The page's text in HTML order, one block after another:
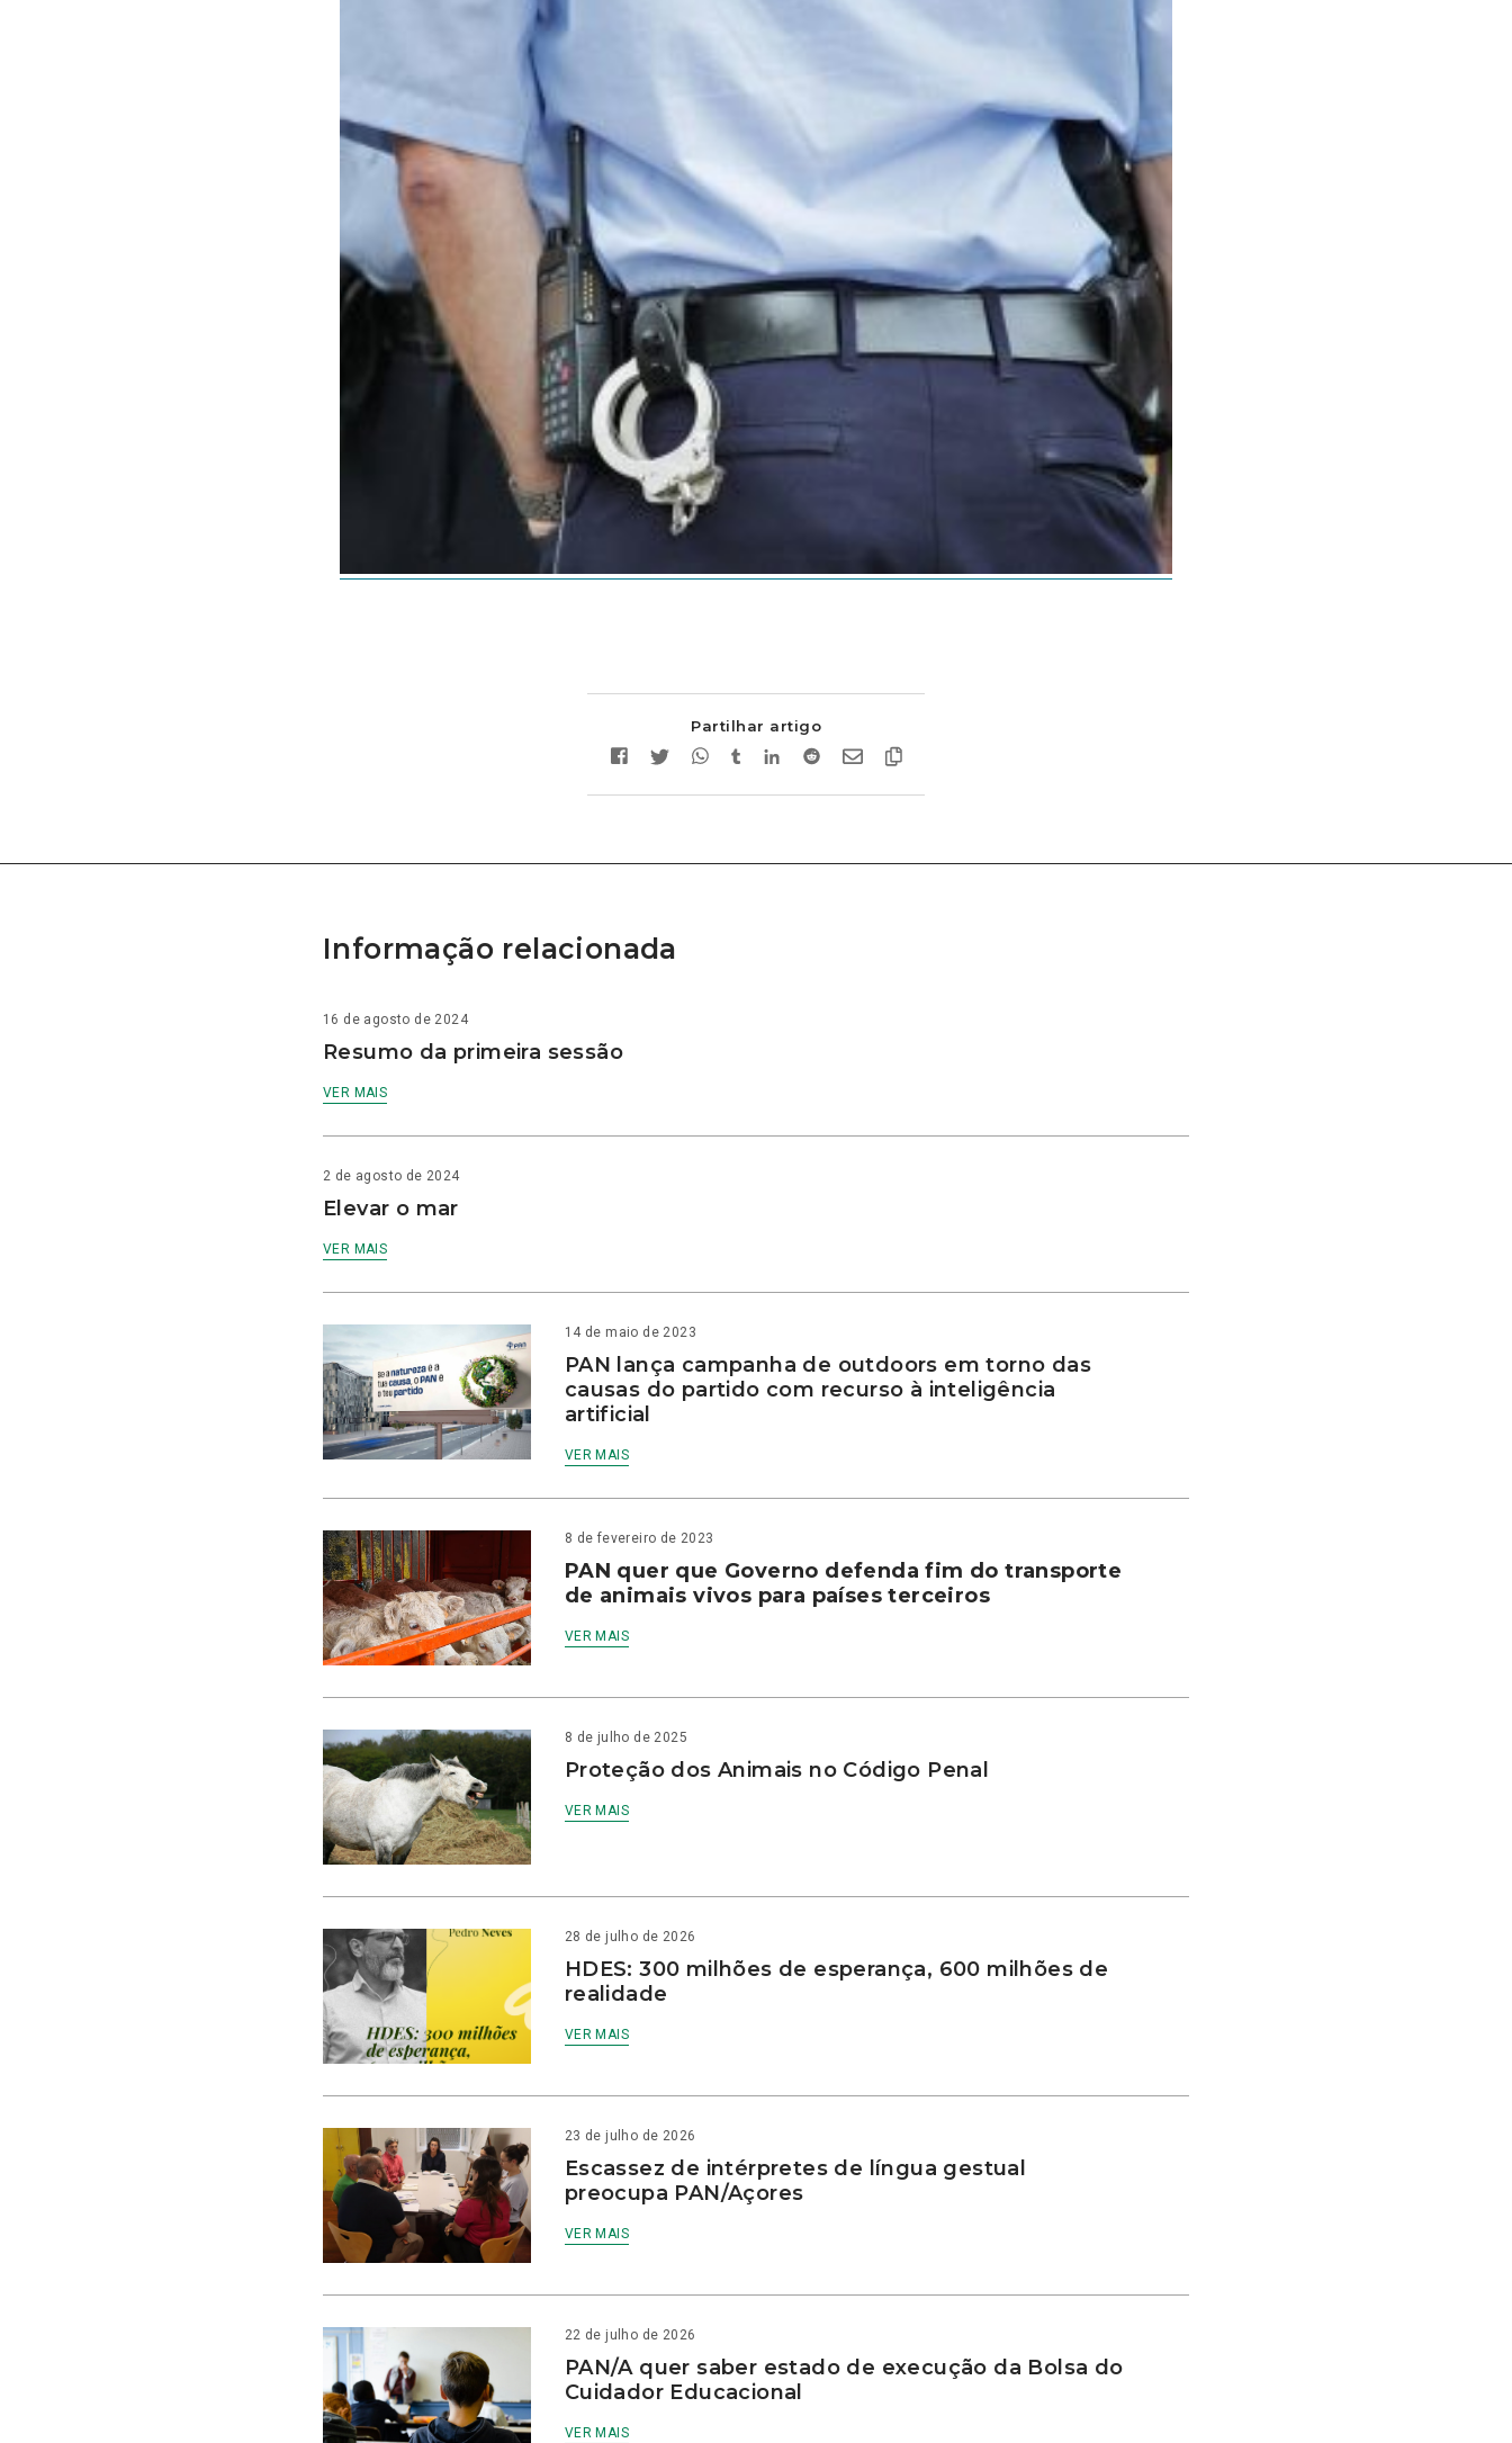
Partilhar artigo
Informação relacionada
16 de agosto de 2024
Resumo da primeira sessão
VER MAIS
2 de agosto de 2024
Elevar o mar
VER MAIS
14 de maio de 2023
PAN lança campanha de outdoors em torno das
causas do partido com recurso à inteligência
artificial
VER MAIS
8 de fevereiro de 2023
PAN quer que Governo defenda fim do transporte
de animais vivos para países terceiros
VER MAIS
8 de julho de 2025
Proteção dos Animais no Código Penal
VER MAIS
28 de julho de 2026
HDES: 300 milhões de esperança, 600 milhões de
realidade
VER MAIS
23 de julho de 2026
Escassez de intérpretes de língua gestual
preocupa PAN/Açores
VER MAIS
22 de julho de 2026
PAN/A quer saber estado de execução da Bolsa do
Cuidador Educacional
VER MAIS